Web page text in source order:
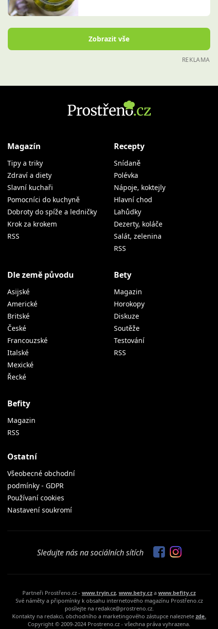
Zobrazit vše
REKLAMA
Magazín
Tipy a triky
Zdraví a diety
Slavní kuchaři
Pomocníci do kuchyně
Dobroty do spíže a ledničky
Krok za krokem
RSS
Recepty
Snídaně
Polévka
Nápoje, koktejly
Hlavní chod
Lahůdky
Dezerty, koláče
Salát, zelenina
RSS
Dle země původu
Asijské
Americké
Britské
České
Francouzské
Italské
Mexické
Řecké
Bety
Magazin
Horokopy
Diskuze
Soutěže
Testování
RSS
Befity
Magazin
RSS
Ostatní
Všeobecné obchodní
podmínky - GDPR
Používaní cookies
Nastavení soukromí
Sledujte nás na sociálních sítích
Partneři Prostřeno.cz - www.tryin.cz, www.bety.cz a www.befity.cz
Své náměty a připomínky k obsahu internetového magazínu Prostřeno.cz
posílejte na redakce@prostreno.cz.
Kontakty na redakci, obchodního a marketingového zástupce naleznete zde.
Copyright © 2009-2024 Prostreno.cz - všechna práva vyhrazena.